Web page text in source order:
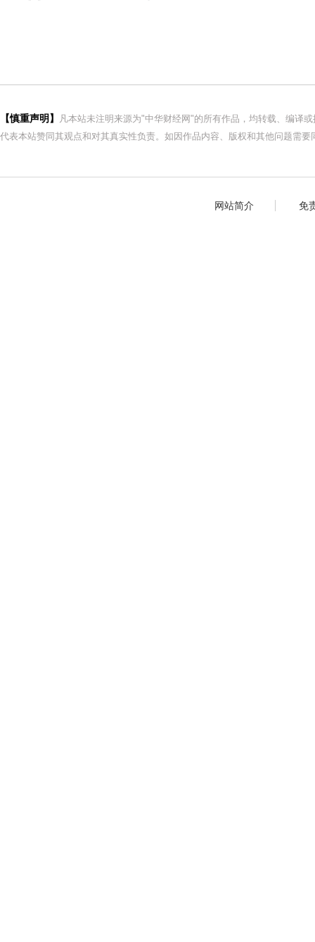
【慎重声明】
凡本站未注明来源为"中华财经网"的所有作品，均转载、编译
代表本站赞同其观点和对其真实性负责。如因作品内容、版权和其他问题需
网站简介 免